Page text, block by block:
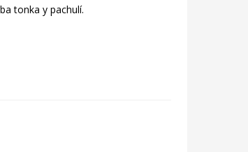
tonka y pachulí.